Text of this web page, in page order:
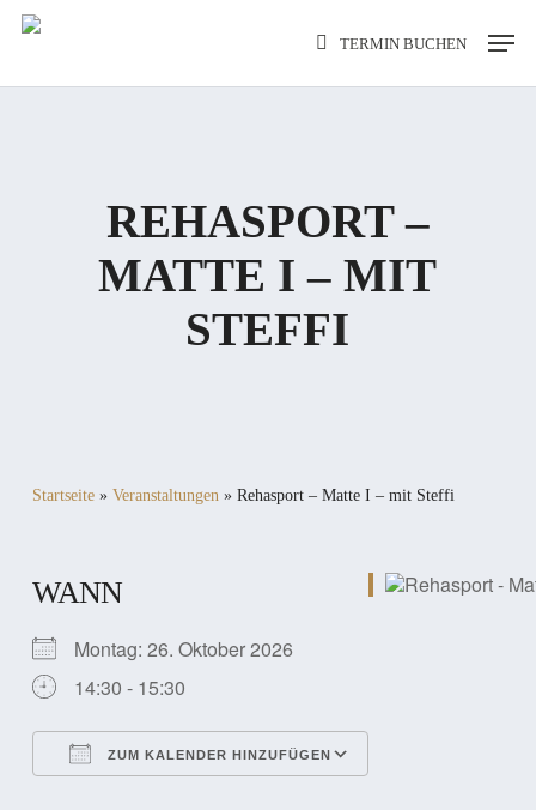
Skip
TERMIN BUCHEN
Menu
REHASPORT –
MATTE I – MIT
STEFFI
Startseite» Veranstaltungen» Rehasport – Matte I – mit Steffi
WANN
Montag: 26. Oktober 2026
14:30 - 15:30
ZUM KALENDER HINZUFÜGEN